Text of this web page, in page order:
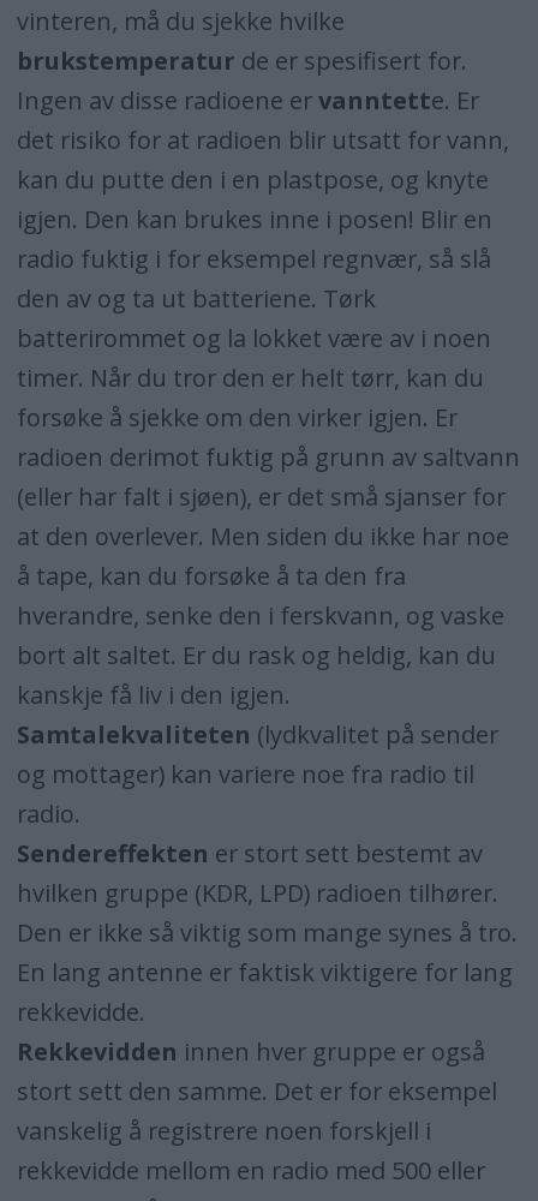
vinteren, må du sjekke hvilke
brukstemperatur de er spesifisert for.
Ingen av disse radioene ervanntette. Er
det risiko for at radioen blir utsatt for vann,
kan du putte den i en plastpose, og knyte
igjen. Den kan brukes inne i posen! Blir en
radio fuktig i for eksempel regnvær, så slå
den av og ta ut batteriene. Tørk
batterirommet og la lokket være av i noen
timer. Når du tror den er helt tørr, kan du
forsøke å sjekke om den virker igjen. Er
radioen derimot fuktig på grunn av saltvann
(eller har falt i sjøen), er det små sjanser for
at den overlever. Men siden du ikke har noe
å tape, kan du forsøke å ta den fra
hverandre, senke den i ferskvann, og vaske
bort alt saltet. Er du rask og heldig, kan du
kanskje få liv i den igjen.
Samtalekvaliteten (lydkvalitet på sender
og mottager) kan variere noe fra radio til
radio.
Sendereffekten er stort sett bestemt av
hvilken gruppe (KDR, LPD) radioen tilhører.
Den er ikke så viktig som mange synes å tro.
En lang antenne er faktisk viktigere for lang
rekkevidde.
Rekkevidden innen hver gruppe er også
stort sett den samme. Det er for eksempel
vanskelig å registrere noen forskjell i
rekkevidde mellom en radio med 500 eller